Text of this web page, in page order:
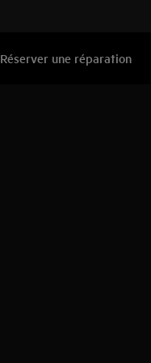
Réserver une réparation